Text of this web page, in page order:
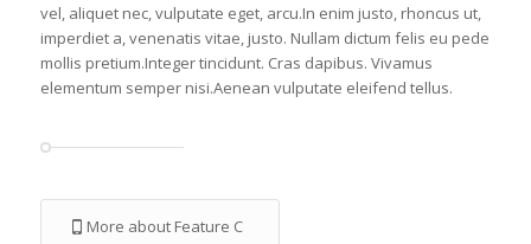
vel, aliquet nec, vulputate eget, arcu.In enim justo, rhoncus ut,
imperdiet a, venenatis vitae, justo. Nullam dictum felis eu pede
mollis pretium.Integer tincidunt. Cras dapibus. Vivamus
elementum semper nisi.Aenean vulputate eleifend tellus.
More about Feature C